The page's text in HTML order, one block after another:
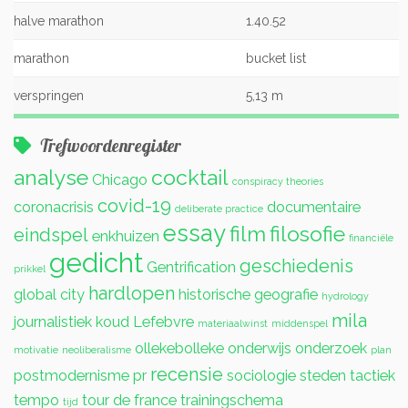
halve marathon 1.40.52
marathon bucket list
verspringen 5,13 m
Trefwoordenregister
analyse Chicago cocktail conspiracy theories
coronacrisis covid-19 deliberate practice documentaire
eindspel enkhuizen essayfilmfilosofie financiële
prikkel gedicht Gentrification geschiedenis
global city hardlopen historische geografie hydrology
journalistiek koud Lefebvre materiaalwinst middenspel mila
motivatie neoliberalisme ollekebolleke onderwijs onderzoek plan
postmodernisme pr recensie sociologie steden tactiek
tempo tijd tour de france trainingschema